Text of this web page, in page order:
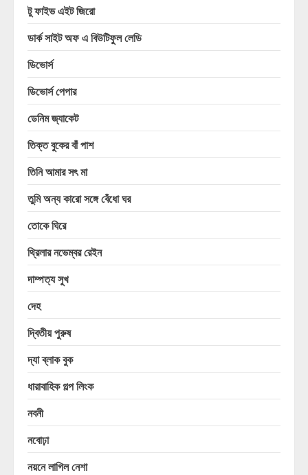
টু ফাইভ এইট জিরো
ডার্ক সাইট অফ এ বিউটিফুল লেডি
ডিভোর্স
ডিভোর্স পেপার
ডেনিম জ্যাকেট
তিক্ত বুকের বাঁ পাশ
তিনি আমার সৎ মা
তুমি অন্য কারো সঙ্গে বেঁধো ঘর
তোকে ঘিরে
থ্রিলার নভেম্বর রেইন
দাম্পত্য সুখ
দেহ
দ্বিতীয় পুরুষ
দ্যা ব্লাক বুক
ধারাবাহিক গল্প লিংক
নবনী
নবোঢ়া
নয়নে লাগিল নেশা